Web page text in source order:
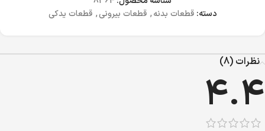
دسته: قطعات بدنه, قطعات بیرونی, قطعات یدکی
نظرات (8)
4.4